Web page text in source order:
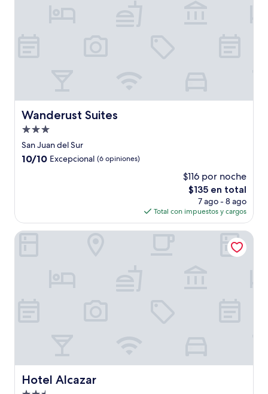
Wanderust Suites
Wanderust Suites
Propiedad
de
3.0
San Juan del Sur
10.0
10/10 Excepcional (6 opiniones)
$116 por noche
El
precio
actual
es
de
$135 en total
7 ago - 8 ago
Total con impuestos y cargos
Hotel Alcazar
Hotel Alcazar
Hotel Alcazar